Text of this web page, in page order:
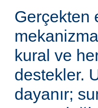
Gerçekten
kural ve
destekler.
dayanır;